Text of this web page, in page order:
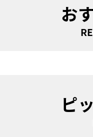
お
ピ